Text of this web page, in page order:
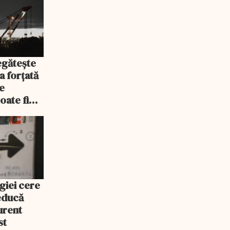
forțată
fi
cere